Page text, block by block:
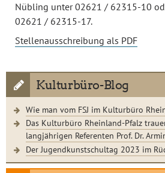
Nübling unter 02621 / 62315-10
02621 / 62315-17.
Stellenausschreibung als PDF
Kulturbüro-Blog
Wie man vom FSJ im Kulturbüro
Das Kulturbüro Rheinland-Pfalz
langjährigen Referenten Prof. Dr.
Der Jugendkunstschultag 2023 im